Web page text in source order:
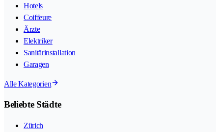
Hotels
Coiffeure
Ärzte
Elektriker
Sanitärinstallation
Garagen
Alle Kategorien
Beliebte Städte
Zürich